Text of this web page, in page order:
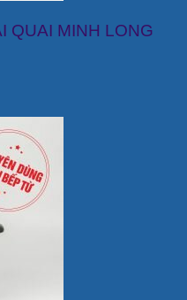
QUAI MINH LONG